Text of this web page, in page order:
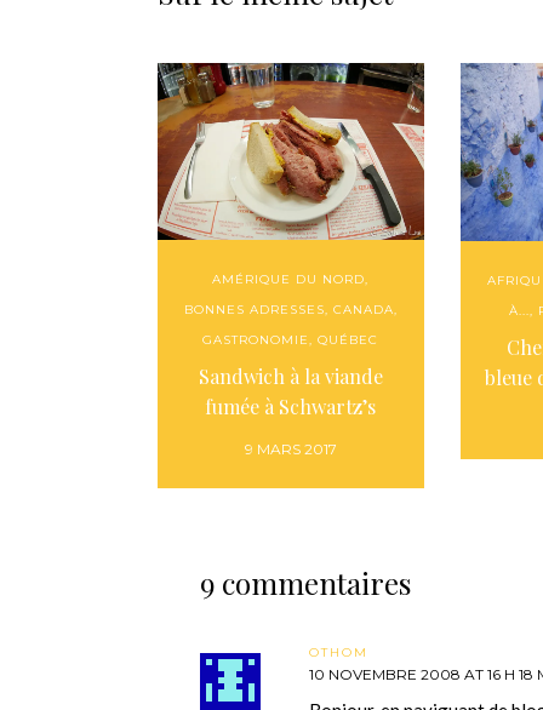
AMÉRIQUE DU NORD,
BONNES ADRESSES, CANADA,
GASTRONOMIE,QUÉBEC
Sandwich à la viande
fumée à Schwartz’s
9 MARS 2017
À...,
bleue
9 commentaires
OTHOM
10 NOVEMBRE 2008 AT 16 H 18